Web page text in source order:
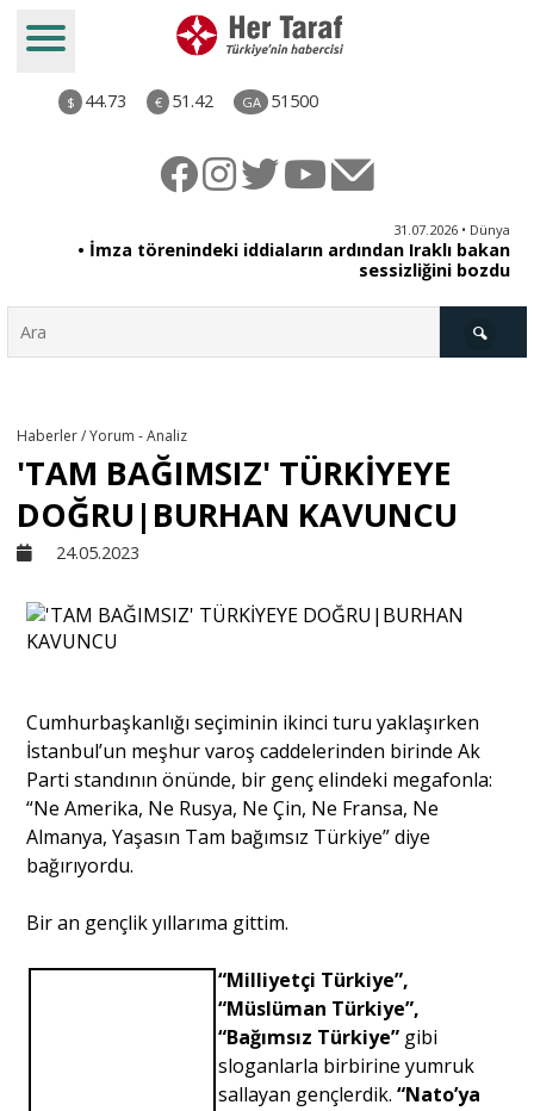
$ 44.73 € 51.42 GA 51500
31.07.2026 • Dünya
• İmza törenindeki iddiaların ardından Iraklı bakan
sessizliğini bozdu
Ekonomi
Dünya
Yazı Dizisi
Haberler / Yorum - Analiz
'TAM BAĞIMSIZ' TÜRKİYEYE
DOĞRU|BURHAN KAVUNCU
24.05.2023
Cumhurbaşkanlığı seçiminin ikinci turu yaklaşırken
İstanbul’un meşhur varoş caddelerinden birinde Ak
Parti standının önünde, bir genç elindeki megafonla:
“Ne Amerika, Ne Rusya, Ne Çin, Ne Fransa, Ne
Almanya, Yaşasın Tam bağımsız Türkiye” diye
bağırıyordu.
Bir an gençlik yıllarıma gittim.
“Milliyetçi Türkiye”,
“Müslüman Türkiye”,
“Bağımsız Türkiye” gibi
sloganlarla birbirine yumruk
sallayan gençlerdik.“Nato’ya